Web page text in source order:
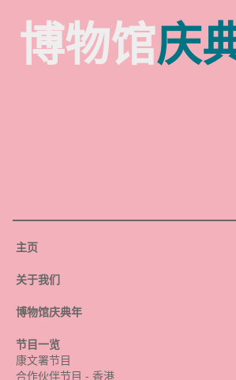
博物馆庆
主页
关于我们
博物馆庆典年
节目一览
康文署节目
合作伙伴节目 - 香港